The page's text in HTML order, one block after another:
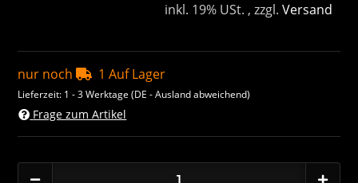
inkl. 19% USt. , zzgl. Versand
nur noch 1 Auf Lager
Lieferzeit: 1 - 3 Werktage(DE - Ausland abweichend)
Frage zum Artikel